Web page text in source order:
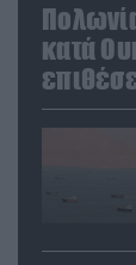
κατά